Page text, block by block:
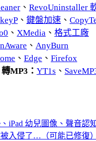
、 RevoUninstaller
、 鍵盤加速、
、 XMedia、 格式工廠
、 AnyBurn
、 Edge 、 Firefox
MP3： YT1s 、
iPad 幼兒圖像、聲音認
入侵了…（可能已修復）